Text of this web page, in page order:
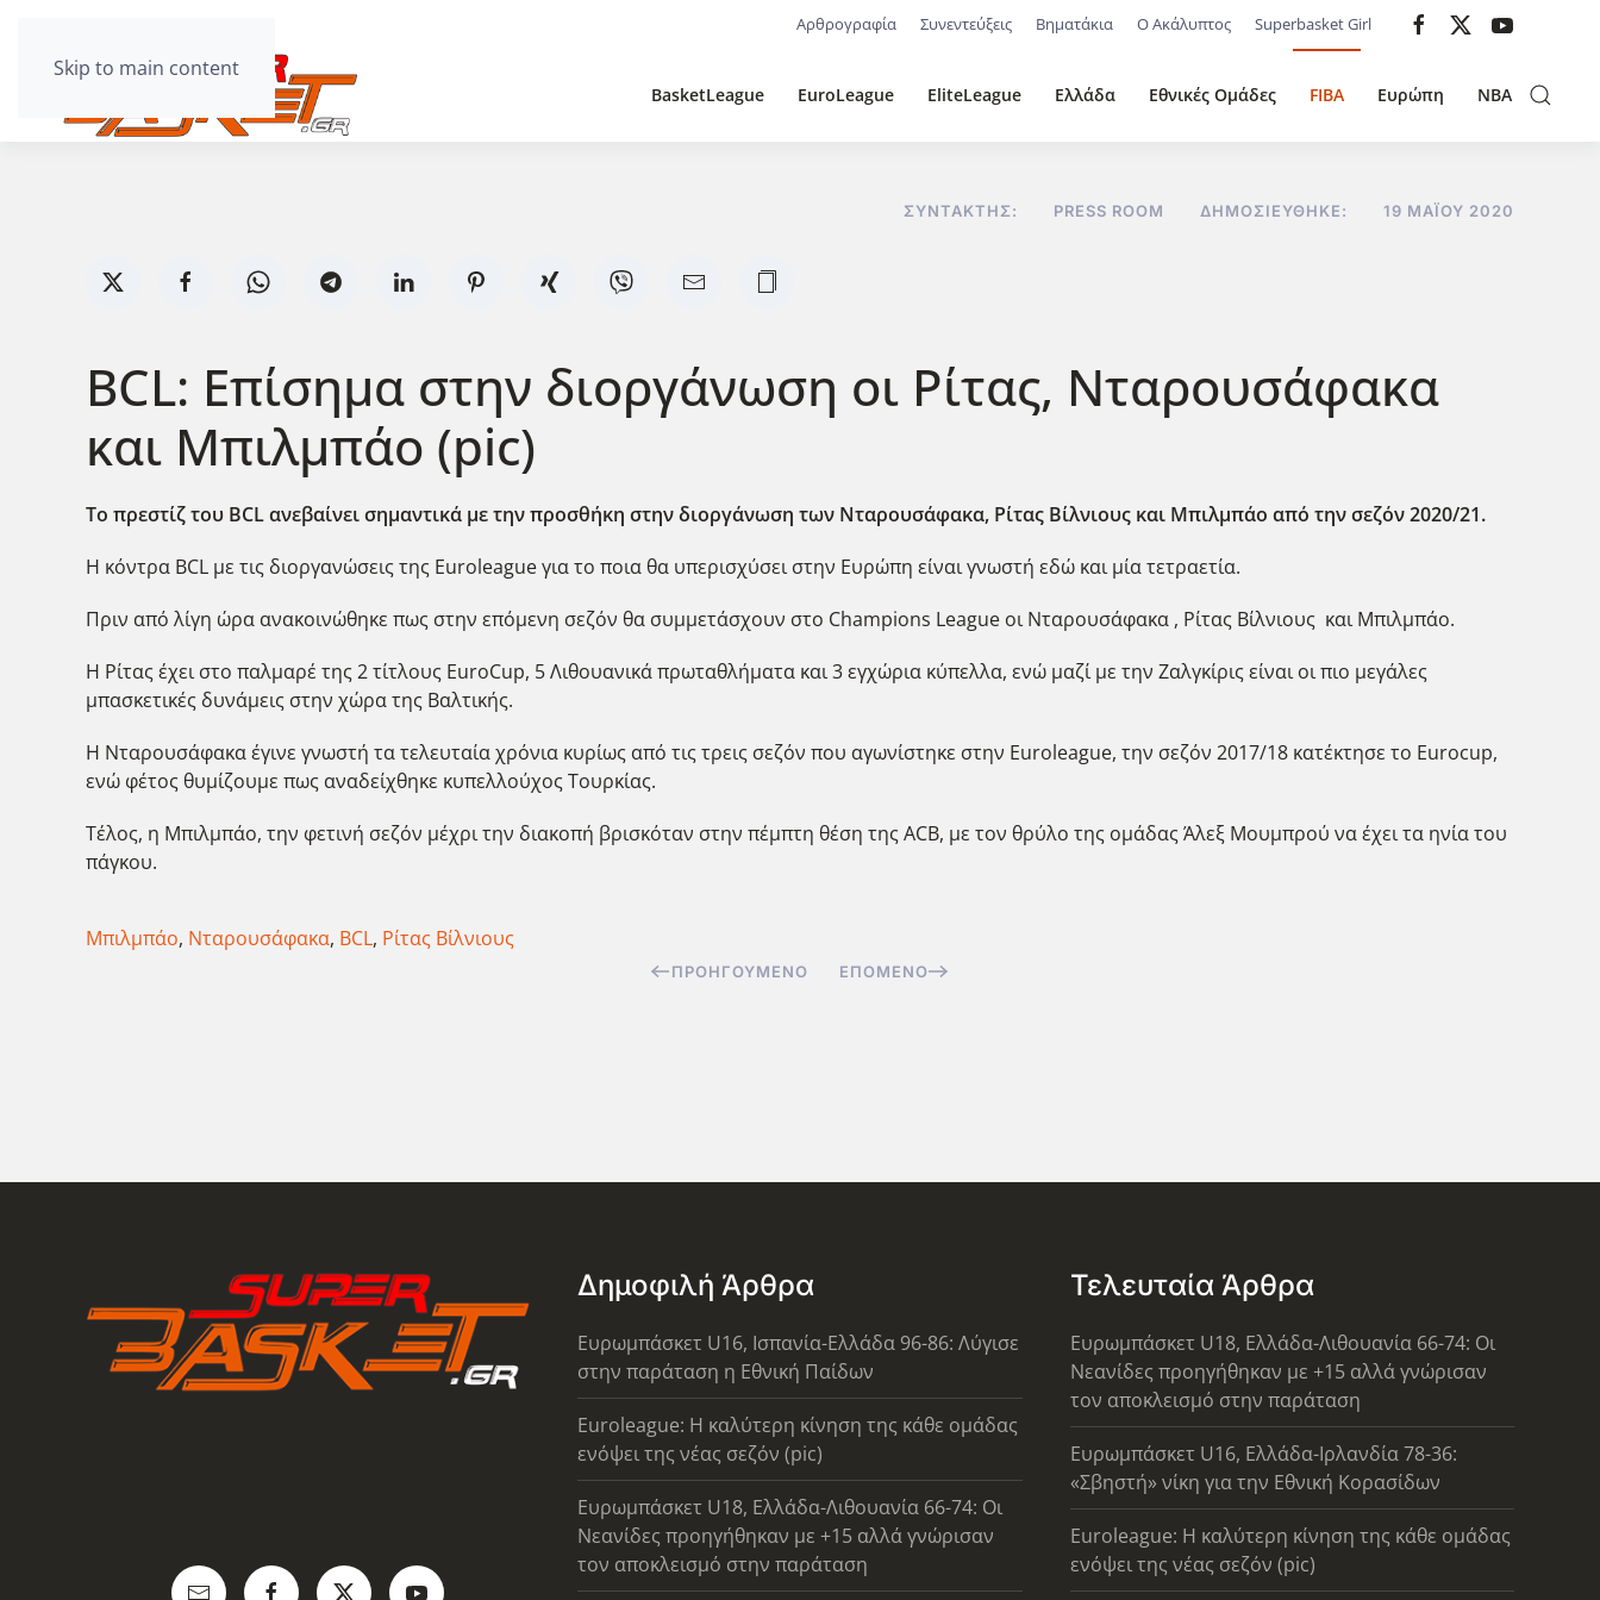
Skip to main content
Αρθρογραφία Συνεντεύξεις Βηματάκια Ο Ακάλυπτος Superbasket Girl
BasketLeague EuroLeague EliteLeague Ελλάδα Εθνικές Ομάδες FIBA Ευρώπη NBA
ΣΥΝΤΆΚΤΗΣ: PRESS ROOM ΔΗΜΟΣΙΕΎΘΗΚΕ: 19 ΜΑΪ́ΟΥ 2020
BCL: Επίσημα στην διοργάνωση οι Ρίτας, Νταρουσάφακα
και Μπιλμπάο (pic)
Το πρεστίζ του BCL ανεβαίνει σημαντικά με την προσθήκη στην διοργάνωση των Νταρουσάφακα, Ρίτας Βίλνιους και Μπιλμπάο από την σεζόν 2020/21.
Η κόντρα BCL με τις διοργανώσεις της Euroleague για το ποια θα υπερισχύσει στην Ευρώπη είναι γνωστή εδώ και μία τετραετία.
Πριν από λίγη ώρα ανακοινώθηκε πως στην επόμενη σεζόν θα συμμετάσχουν στο Champions League οι Νταρουσάφακα , Ρίτας Βίλνιους και Μπιλμπάο.
Η Ρίτας έχει στο παλμαρέ της 2 τίτλους EuroCup, 5 Λιθουανικά πρωταθλήματα και 3 εγχώρια κύπελλα, ενώ μαζί με την Ζαλγκίρις είναι οι πιο μεγάλες
μπασκετικές δυνάμεις στην χώρα της Βαλτικής.
Η Νταρουσάφακα έγινε γνωστή τα τελευταία χρόνια κυρίως από τις τρεις σεζόν που αγωνίστηκε στην Euroleague, την σεζόν 2017/18 κατέκτησε το Eurocup,
ενώ φέτος θυμίζουμε πως αναδείχθηκε κυπελλούχος Τουρκίας.
Τέλος, η Μπιλμπάο, την φετινή σεζόν μέχρι την διακοπή βρισκόταν στην πέμπτη θέση της ACB, με τον θρύλο της ομάδας Άλεξ Μουμπρού να έχει τα ηνία του
πάγκου.
Μπιλμπάο, Νταρουσάφακα, BCL, Ρίτας Βίλνιους
ΠΡΟΗΓΟΎΜΕΝΟ ΕΠΌΜΕΝΟ
Δημοφιλή Άρθρα
Ευρωμπάσκετ U16, Ισπανία-Ελλάδα 96-86: Λύγισε
στην παράταση η Εθνική Παίδων
Euroleague: Η καλύτερη κίνηση της κάθε ομάδας
ενόψει της νέας σεζόν (pic)
Ευρωμπάσκετ U18, Ελλάδα-Λιθουανία 66-74: Οι
Νεανίδες προηγήθηκαν με +15 αλλά γνώρισαν
τον αποκλεισμό στην παράταση
Τελευταία Άρθρα
Ευρωμπάσκετ U18, Ελλάδα-Λιθουανία 66-74: Οι
Νεανίδες προηγήθηκαν με +15 αλλά γνώρισαν
τον αποκλεισμό στην παράταση
Ευρωμπάσκετ U16, Ελλάδα-Ιρλανδία 78-36:
«Σβηστή» νίκη για την Εθνική Κορασίδων
Euroleague: Η καλύτερη κίνηση της κάθε ομάδας
ενόψει της νέας σεζόν (pic)